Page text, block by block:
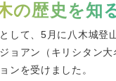
の歴史を知
して、5月に八木城登
ョアン（キリシタン大
ンを受けました。